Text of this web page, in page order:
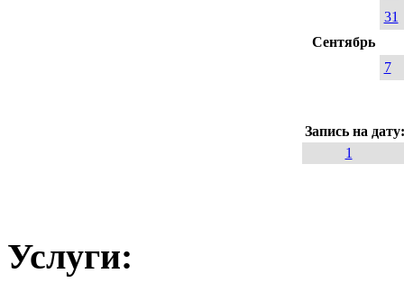
31
Сентябрь
7
Запись на
1
Услуги: